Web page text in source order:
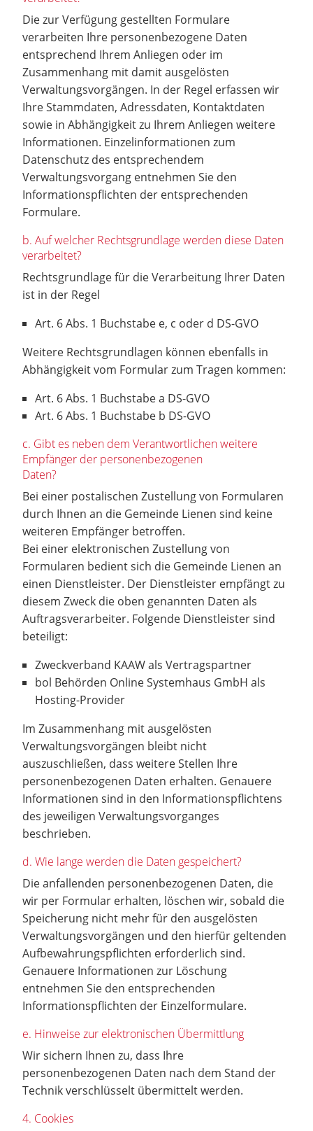
Die zur Verfügung gestellten Formulare
verarbeiten Ihre personenbezogene Daten
entsprechend Ihrem Anliegen oder im
Zusammenhang mit damit ausgelösten
Verwaltungsvorgängen. In der Regel erfassen wir
Ihre Stammdaten, Adressdaten, Kontaktdaten
sowie in Abhängigkeit zu Ihrem Anliegen weitere
Informationen. Einzelinformationen zum
Datenschutz des entsprechendem
Verwaltungsvorgang entnehmen Sie den
Informationspflichten der entsprechenden
Formulare.
b. Auf welcher Rechtsgrundlage werden diese Daten
verarbeitet?
Rechtsgrundlage für die Verarbeitung Ihrer Daten
ist in der Regel
Art. 6 Abs. 1 Buchstabe e, c oder d DS-GVO
Weitere Rechtsgrundlagen können ebenfalls in
Abhängigkeit vom Formular zum Tragen kommen:
Art. 6 Abs. 1 Buchstabe a DS-GVO
Art. 6 Abs. 1 Buchstabe b DS-GVO
c. Gibt es neben dem Verantwortlichen weitere
Empfänger der personenbezogenen
Daten?
Bei einer postalischen Zustellung von Formularen
durch Ihnen an die Gemeinde Lienen sind keine
weiteren Empfänger betroffen.
Bei einer elektronischen Zustellung von
Formularen bedient sich die Gemeinde Lienen an
einen Dienstleister. Der Dienstleister empfängt zu
diesem Zweck die oben genannten Daten als
Auftragsverarbeiter. Folgende Dienstleister sind
beteiligt:
Zweckverband KAAW als Vertragspartner
bol Behörden Online Systemhaus GmbH als
Hosting-Provider
Im Zusammenhang mit ausgelösten
Verwaltungsvorgängen bleibt nicht
auszuschließen, dass weitere Stellen Ihre
personenbezogenen Daten erhalten. Genauere
Informationen sind in den Informationspflichtens
des jeweiligen Verwaltungsvorganges
beschrieben.
d. Wie lange werden die Daten gespeichert?
Die anfallenden personenbezogenen Daten, die
wir per Formular erhalten, löschen wir, sobald die
Speicherung nicht mehr für den ausgelösten
Verwaltungsvorgängen und den hierfür geltenden
Aufbewahrungspflichten erforderlich sind.
Genauere Informationen zur Löschung
entnehmen Sie den entsprechenden
Informationspflichten der Einzelformulare.
e. Hinweise zur elektronischen Übermittlung
Wir sichern Ihnen zu, dass Ihre
personenbezogenen Daten nach dem Stand der
Technik verschlüsselt übermittelt werden.
4. Cookies